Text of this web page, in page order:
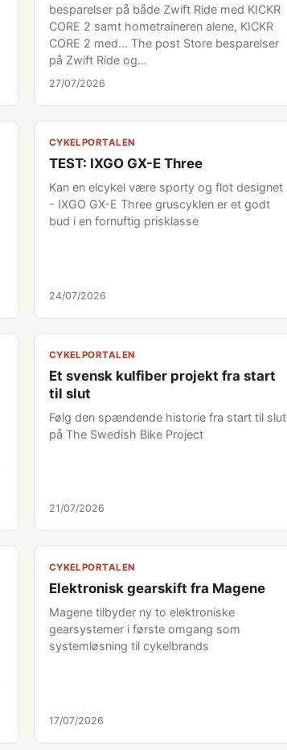
besparelser på både Zwift Ride med KICKR
CORE 2 samt hometraineren alene, KICKR
CORE 2 med... The post Store besparelser
på Zwift Ride og…
27/07/2026
CYKELPORTALEN
TEST: IXGO GX-E Three
Kan en elcykel være sporty og flot designet
- IXGO GX-E Three gruscyklen er et godt
bud i en fornuftig prisklasse
24/07/2026
CYKELPORTALEN
Et svensk kulfiber projekt fra start
til slut
Følg den spændende historie fra start til slut
på The Swedish Bike Project
21/07/2026
CYKELPORTALEN
Elektronisk gearskift fra Magene
Magene tilbyder ny to elektroniske
gearsystemer i første omgang som
systemløsning til cykelbrands
17/07/2026